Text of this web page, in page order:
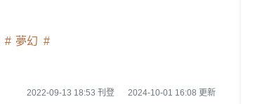
夢幻
2022-09-13 18:53 刊登 2024-10-01 16:08 更新